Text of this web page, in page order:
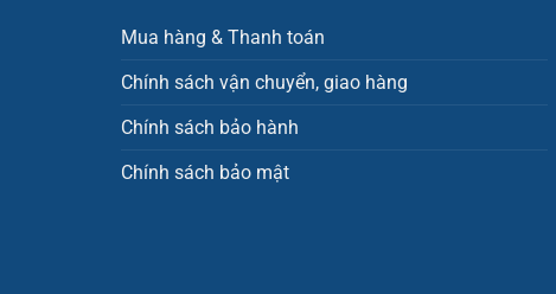
Mua hàng & Thanh toán
Chính sách vận chuyển, giao hàng
Chính sách bảo hành
Chính sách bảo mật